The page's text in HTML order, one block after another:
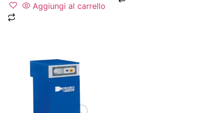
Aggiungi al carrello